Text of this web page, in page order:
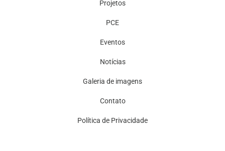
Projetos
PCE
Eventos
Notícias
Galeria de imagens
Contato
Política de Privacidade